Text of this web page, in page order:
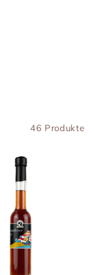
46 Produkte